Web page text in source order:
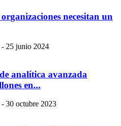
necesitan un
- 25 junio 2024
analítica avanzada
en...
- 30 octubre 2023